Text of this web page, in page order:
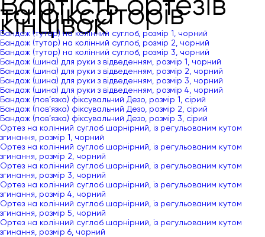
та фіксаторів
кінцівок
Бандаж (тутор) на колінний суглоб, розмір 1, чорний
Бандаж (тутор) на колінний суглоб, розмір 2, чорний
Бандаж (тутор) на колінний суглоб, розмір 3, чорний
Бандаж (шина) для руки з відведенням, розмір 1, чорний
Бандаж (шина) для руки з відведенням, розмір 2, чорний
Бандаж (шина) для руки з відведенням, розмір 3, чорний
Бандаж (шина) для руки з відведенням, розмір 4, чорний
Бандаж (пов’язка) фіксувальний Дезо, розмір 1, сірий
Бандаж (пов’язка) фіксувальний Дезо, розмір 2, сірий
Бандаж (пов’язка) фіксувальний Дезо, розмір 3, сірий
Ортез на колінний суглоб шарнірний, із регульованим кутом
згинання, розмір 1, чорний
Ортез на колінний суглоб шарнірний, із регульованим кутом
згинання, розмір 2, чорний
Ортез на колінний суглоб шарнірний, із регульованим кутом
згинання, розмір 3, чорний
Ортез на колінний суглоб шарнірний, із регульованим кутом
згинання, розмір 4, чорний
Ортез на колінний суглоб шарнірний, із регульованим кутом
згинання, розмір 5, чорний
Ортез на колінний суглоб шарнірний, із регульованим кутом
згинання, розмір 6, чорний